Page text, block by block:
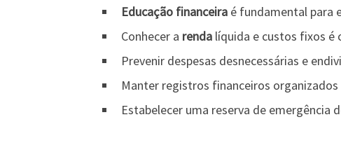
Educação financeira é fundamental para
Conhecer a renda líquida e custos fixos é
Prevenir despesas desnecessárias e
Manter registros financeiros
Estabelecer uma reserva de emergência